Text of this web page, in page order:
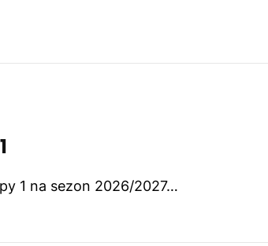
1 na sezon 2026/2027…